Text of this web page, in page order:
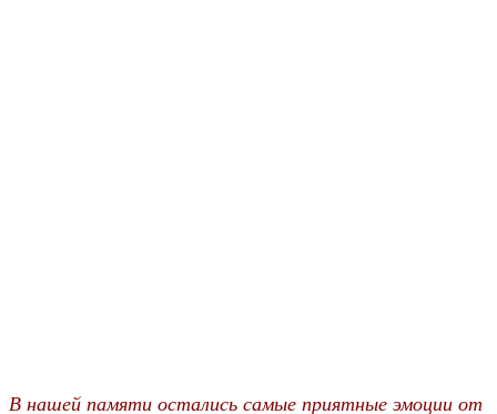
В нашей памяти остались самые приятные эмоции от